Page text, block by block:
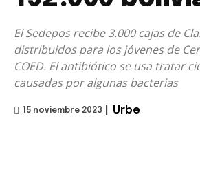
El Sedepos recibe 3.000 cajas de
distribuidos para los jóvenes de
COED. El antibiótico se usa tratar
causadas por algunas bacterias
15 noviembre 2023 Urbe